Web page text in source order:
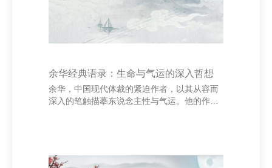
余华经典语录：生命与气运的深入哲想
余华，中国现代体裁的紧迫作者，以其从容而
深入的笔触描摹东说念主性与气运。他的作品
世的，而不是为了在世除外的任何事物地点